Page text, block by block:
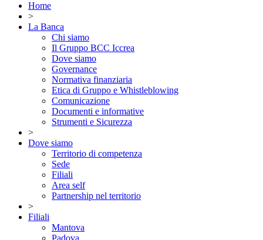
Home
>
La Banca
Chi siamo
Il Gruppo BCC Iccrea
Dove siamo
Governance
Normativa finanziaria
Etica di Gruppo e Whistleblowing
Comunicazione
Documenti e informative
Strumenti e Sicurezza
>
Dove siamo
Territorio di competenza
Sede
Filiali
Area self
Partnership nel territorio
>
Filiali
Mantova
Padova